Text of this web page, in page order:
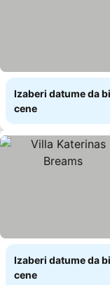
Izaberi datume da
cene
Izaberi datume da
cene